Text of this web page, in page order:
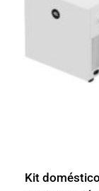
Kit